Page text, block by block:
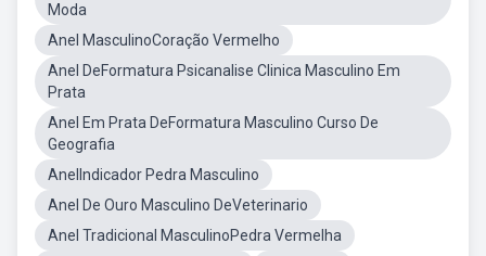
Moda
Anel MasculinoCoração Vermelho
Anel DeFormatura Psicanalise Clinica Masculino Em
Prata
Anel Em Prata DeFormatura Masculino Curso De
Geografia
AnelIndicador Pedra Masculino
Anel De Ouro Masculino DeVeterinario
Anel Tradicional MasculinoPedra Vermelha